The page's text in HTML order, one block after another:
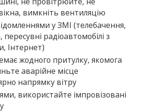
вимкніть вентиляцію
у ЗМІ (телебачення,
пересувні радіоавтомобілі з
Інтернет)
жодного притулку, якомога
аварійне місце
напрямку вітру
використайте імпровізовані